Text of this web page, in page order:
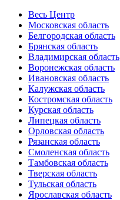
Весь Центр
Московская область
Белгородская область
Брянская область
Владимирская область
Воронежская область
Ивановская область
Калужская область
Костромская область
Курская область
Липецкая область
Орловская область
Рязанская область
Смоленская область
Тамбовская область
Тверская область
Тульская область
Ярославская область